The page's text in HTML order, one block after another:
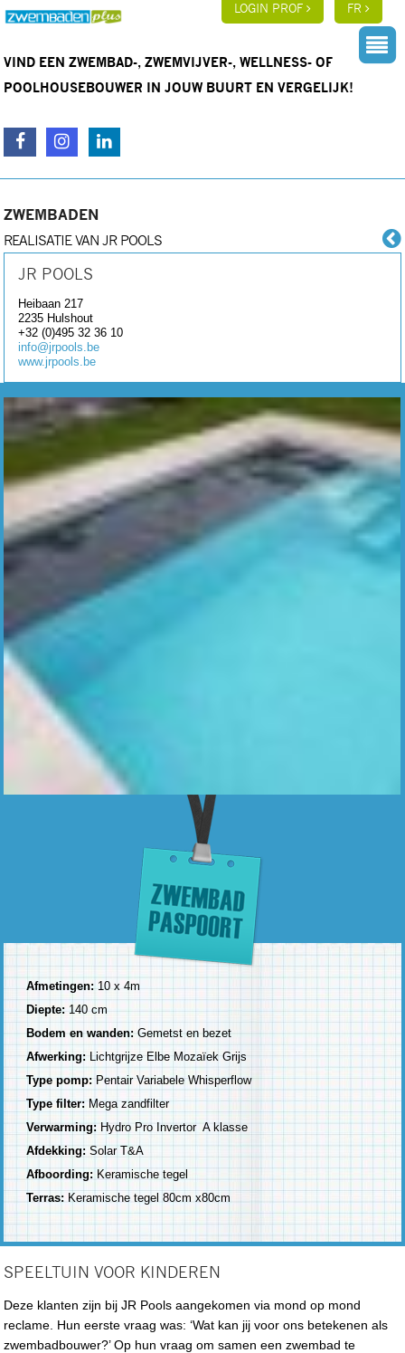
LOGIN PROF FR
VIND EEN ZWEMBAD-, ZWEMVIJVER-, WELLNESS- OF
POOLHOUSEBOUWER IN JOUW BUURT EN VERGELIJK!
ZWEMBADEN
REALISATIE VAN JR POOLS
JR POOLS
Heibaan 217
2235 Hulshout
+32 (0)495 32 36 10
info@jrpools.be
www.jrpools.be
Afmetingen:10 x 4m
Diepte:140 cm
Bodem en wanden:Gemetst en bezet
Afwerking:Lichtgrijze Elbe Mozaïek Grijs
Type pomp: Pentair Variabele Whisperflow
Type filter: Mega zandfilter
Verwarming: Hydro Pro Invertor A klasse
Afdekking: Solar T&A
Afboording: Keramische tegel
Terras: Keramische tegel 80cm x80cm
SPEELTUIN VOOR KINDEREN
Deze klanten zijn bij JR Pools aangekomen via mond op mond
reclame. Hun eerste vraag was: ‘Wat kan jij voor ons betekenen als
zwembadbouwer?’ Op hun vraag om samen een zwembad te